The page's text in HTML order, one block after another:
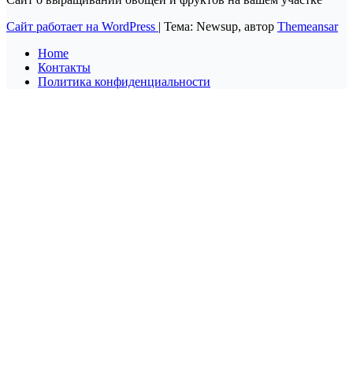
Сайт работает на WordPress | Тема: Newsup, автор Themeansar
Home
Контакты
Политика конфиденциальности